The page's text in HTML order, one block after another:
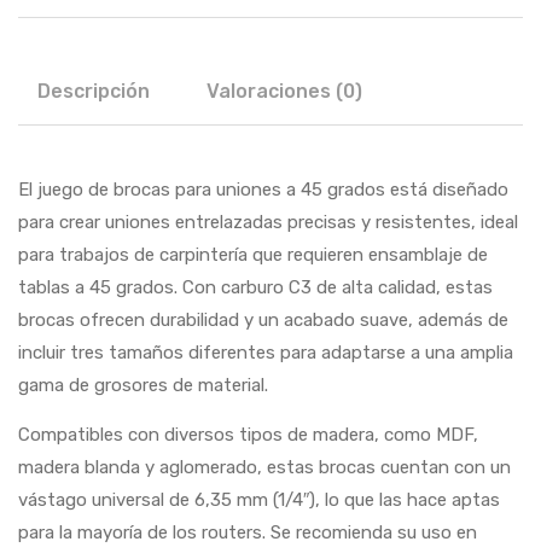
Descripción Valoraciones (0)
El juego de brocas para uniones a 45 grados está diseñado
para crear uniones entrelazadas precisas y resistentes, ideal
para trabajos de carpintería que requieren ensamblaje de
tablas a 45 grados. Con carburo C3 de alta calidad, estas
brocas ofrecen durabilidad y un acabado suave, además de
incluir tres tamaños diferentes para adaptarse a una amplia
gama de grosores de material.
Compatibles con diversos tipos de madera, como MDF,
madera blanda y aglomerado, estas brocas cuentan con un
vástago universal de 6,35 mm (1/4″), lo que las hace aptas
para la mayoría de los routers. Se recomienda su uso en